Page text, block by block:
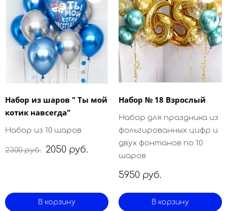
Набор из шаров " Ты мой
котик навсегда"
Набор из 10 шаров
2300 руб. 2050 руб.
В корзину
Набор № 18 Взрослый
Набор для праздника из
фольгированных цифр и
двух фонтанов по 10
шаров
5950 руб.
В корзину